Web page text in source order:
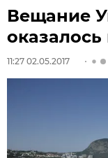
Вещание
11:27 02.05.2017